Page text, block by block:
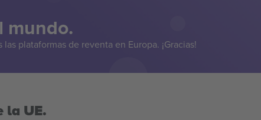
mundo.
plataformas de reventa en Europa. ¡Gracias!
la UE.